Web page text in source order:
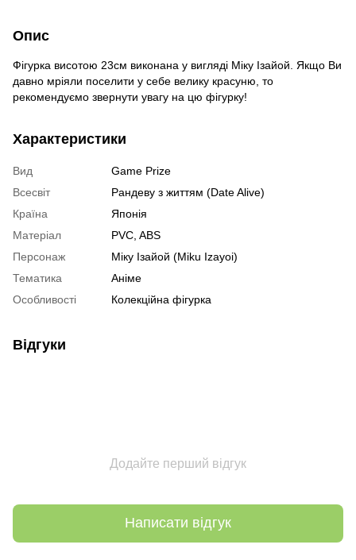
Опис
Фігурка висотою 23см виконана у вигляді Міку Ізайой. Якщо Ви
давно мріяли поселити у себе велику красуню, то
рекомендуємо звернути увагу на цю фігурку!
Характеристики
Вид
Game Prize
Всесвіт
Рандеву з життям (Date Alive)
Країна
Японія
Матеріал
PVC, ABS
Персонаж
Міку Ізайой (Miku Izayoi)
Тематика
Аніме
Особливості
Колекційна фігурка
Відгуки
Додайте перший відгук
Написати відгук